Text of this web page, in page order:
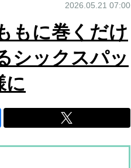
2026.05.21 07:00
もに巻くだけ
シックスパッ
に